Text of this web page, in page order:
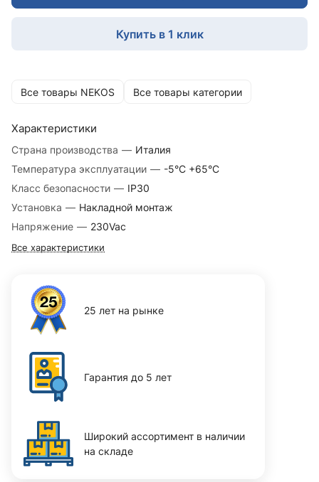
Купить в 1 клик
Все товары NEKOS Все товары категории
Характеристики
Страна производства — Италия
Температура эксплуатации — -5°С +65°С
Класс безопасности — IP30
Установка — Накладной монтаж
Напряжение — 230Vac
Все характеристики
25 лет на рынке
Гарантия до 5 лет
Широкий ассортимент в наличии
на складе